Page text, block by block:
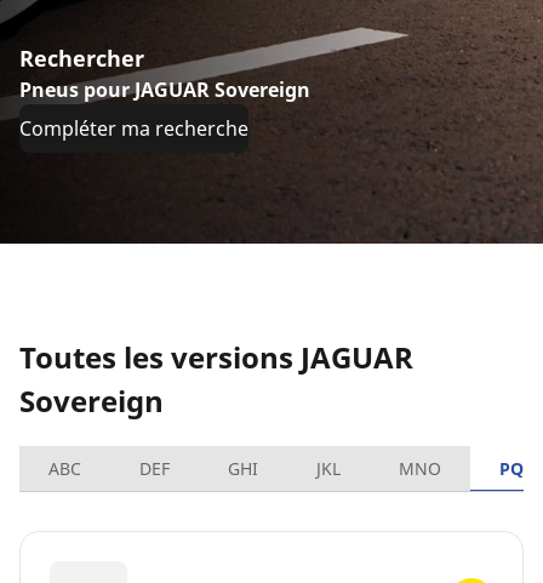
Rechercher
Pneus pour JAGUAR Sovereign
Compléter ma recherche
Toutes les versions JAGUAR
Sovereign
ABC DEF GHI JKL MNO PQRS